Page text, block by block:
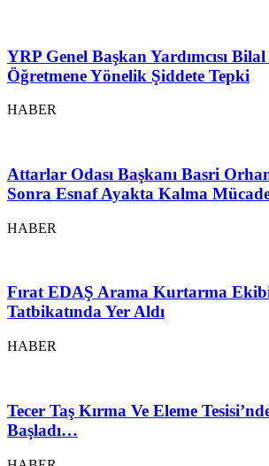
YRP Genel Başkan Yardımcısı Bilal
Öğretmene Yönelik Şiddete Tepki
HABER
Attarlar Odası Başkanı Basri
Sonra Esnaf Ayakta Kalma
HABER
Fırat EDAŞ Arama Kurtarma
Tatbikatında Yer Aldı
HABER
Tecer Taş Kırma Ve Eleme
Başladı…